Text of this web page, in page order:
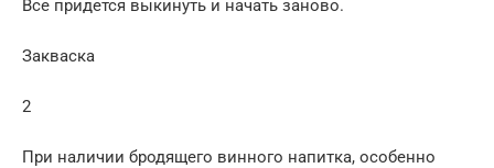
Все придется выкинуть и начать заново.
Закваска
2
При наличии бродящего винного напитка, особенно